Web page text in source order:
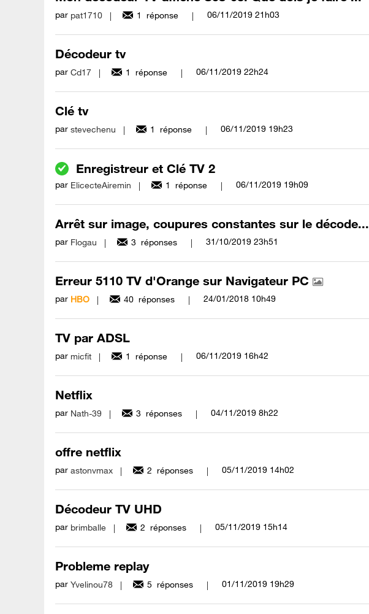
par pat1710 1 réponse ‎06/11/2019 21h03
Décodeur tv
par Cd17 1 réponse ‎06/11/2019 22h24
Clé tv
par stevechenu 1 réponse ‎06/11/2019 19h23
Enregistreur et Clé TV 2
par ElicecteAiremin 1 réponse ‎06/11/2019 19h09
Arrêt sur image, coupures constantes sur le décode...
par Flogau 3 réponses ‎31/10/2019 23h51
Erreur 5110 TV d'Orange sur Navigateur PC
par HBO 40 réponses ‎24/01/2018 10h49
TV par ADSL
par micfit 1 réponse ‎06/11/2019 16h42
Netflix
par Nath-39 3 réponses ‎04/11/2019 8h22
offre netflix
par astonvmax 2 réponses ‎05/11/2019 14h02
Décodeur TV UHD
par brimballe 2 réponses ‎05/11/2019 15h14
Probleme replay
par Yvelinou78 5 réponses ‎01/11/2019 19h29